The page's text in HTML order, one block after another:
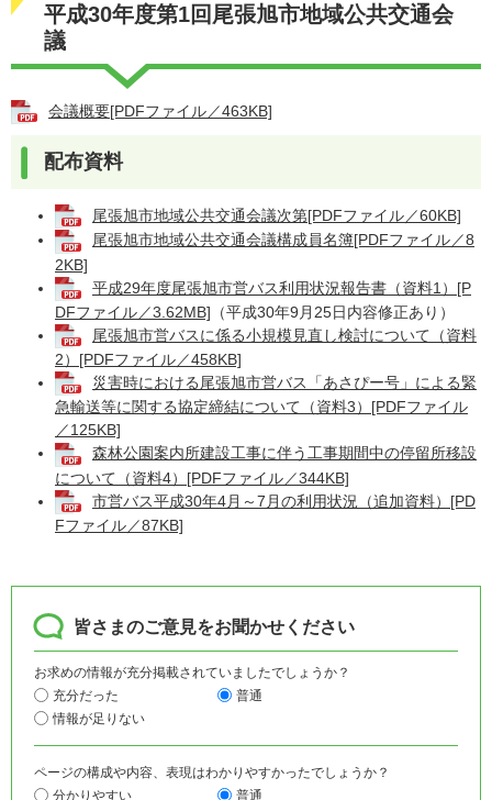
平成30年度第1回尾張旭市地域公共交通会
議
会議概要[PDFファイル／463KB]
配布資料
尾張旭市地域公共交通会議次第[PDFファイル／60KB]
尾張旭市地域公共交通会議構成員名簿[PDFファイル／8
2KB]
平成29年度尾張旭市営バス利用状況報告書（資料1）[P
DFファイル／3.62MB] （平成30年9月25日内容修正あり）
尾張旭市営バスに係る小規模見直し検討について（資料
2）[PDFファイル／458KB]
災害時における尾張旭市営バス「あさぴー号」による緊
急輸送等に関する協定締結について（資料3）[PDFファイル
／125KB]
森林公園案内所建設工事に伴う工事期間中の停留所移設
について（資料4）[PDFファイル／344KB]
市営バス平成30年4月～7月の利用状況（追加資料）[PD
Fファイル／87KB]
皆さまのご意見をお聞かせください
お求めの情報が充分掲載されていましたでしょうか？
充分だった
普通
情報が足りない
ページの構成や内容、表現はわかりやすかったでしょうか？
分かりやすい
普通